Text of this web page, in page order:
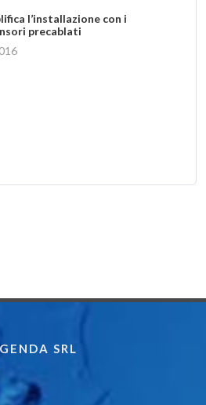
l’installazione con i
precablati
SRL